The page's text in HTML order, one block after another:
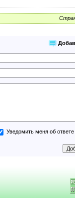
Уведомить меня об ответе